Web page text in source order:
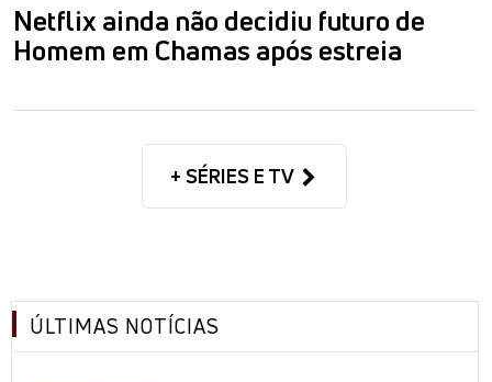
Netflix ainda não decidiu futuro de
Homem em Chamas após estreia
+ SÉRIES E TV
ÚLTIMAS NOTÍCIAS